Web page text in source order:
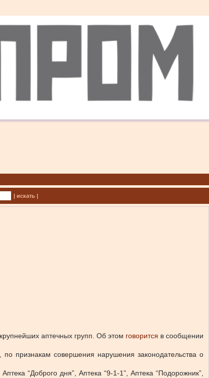
| искать |
аптечных групп. Об этом говорится в сообщении
признакам совершения нарушения законодательства о
“Доброго дня”, Аптека “9-1-1”, Аптека “Подорожник”,